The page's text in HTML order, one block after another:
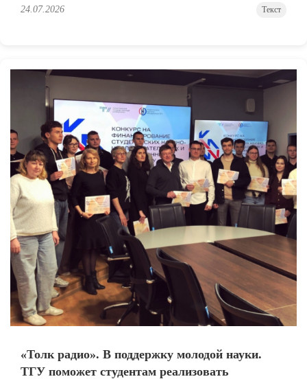
24.07.2026 Текст
«Толк радио». В поддержку молодой науки.
ТГУ поможет студентам реализовать